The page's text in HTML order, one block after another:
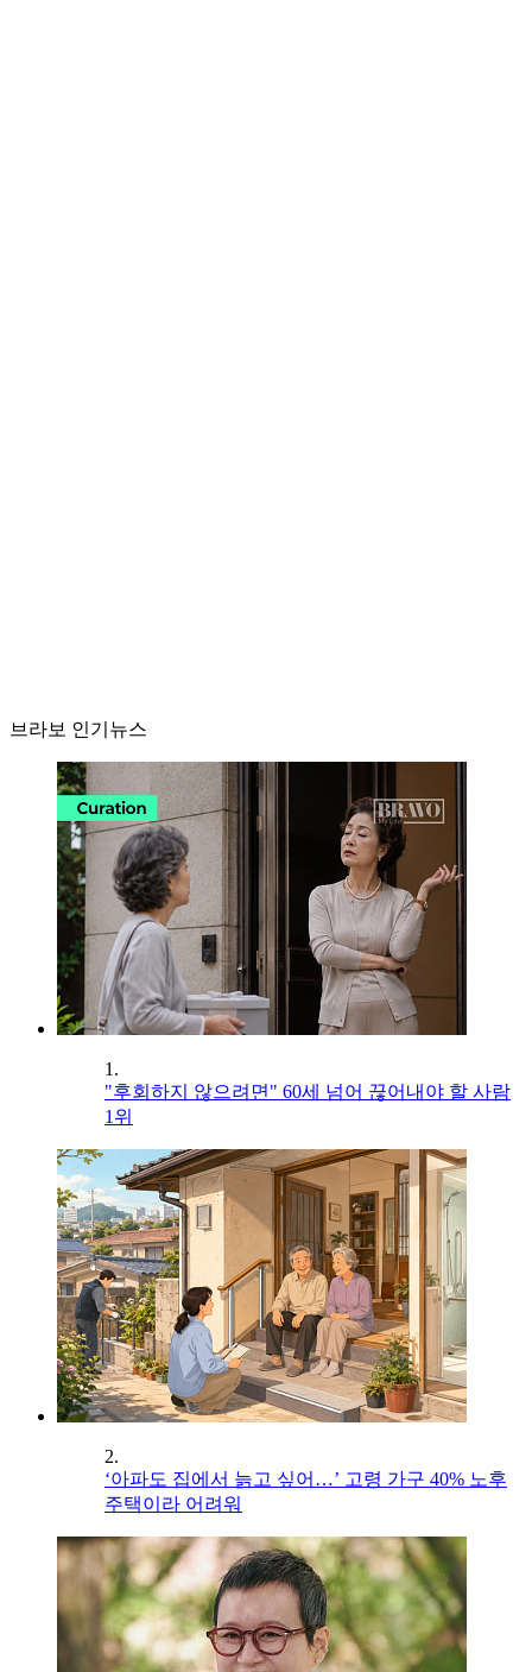
브라보 인기뉴스
1.
"후회하지 않으려면" 60세 넘어 끊어내야 할 사람
1위
2.
‘아파도 집에서 늙고 싶어…’ 고령 가구 40% 노후
주택이라 어려워